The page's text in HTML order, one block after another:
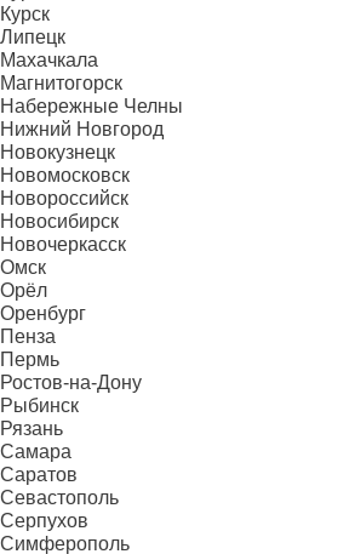
Курск
Липецк
Махачкала
Магнитогорск
Набережные Челны
Нижний Новгород
Новокузнецк
Новомосковск
Новороссийск
Новосибирск
Новочеркасск
Омск
Орёл
Оренбург
Пенза
Пермь
Ростов-на-Дону
Рыбинск
Рязань
Самара
Саратов
Севастополь
Серпухов
Симферополь